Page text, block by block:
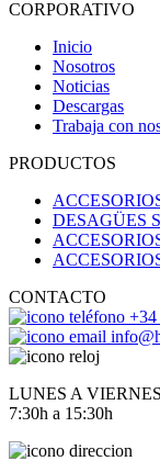
CORPORATIVO
Inicio
Nosotros
Noticias
Descargas
Trabaja con
PRODUCTOS
DESAGÜES
CONTACTO
+34
LUNES A VIERNES
7:30h a 15:30h